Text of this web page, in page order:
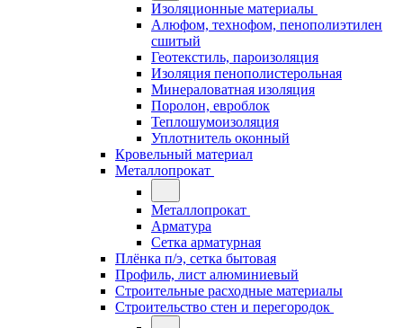
Изоляционные материалы
Алюфом, технофом, пенополиэтилен
сшитый
Геотекстиль, пароизоляция
Изоляция пенополистерольная
Минераловатная изоляция
Поролон, евроблок
Теплошумоизоляция
Уплотнитель оконный
Кровельный материал
Металлопрокат
Металлопрокат
Арматура
Сетка арматурная
Плёнка п/э, сетка бытовая
Профиль, лист алюминиевый
Строительные расходные материалы
Строительство стен и перегородок